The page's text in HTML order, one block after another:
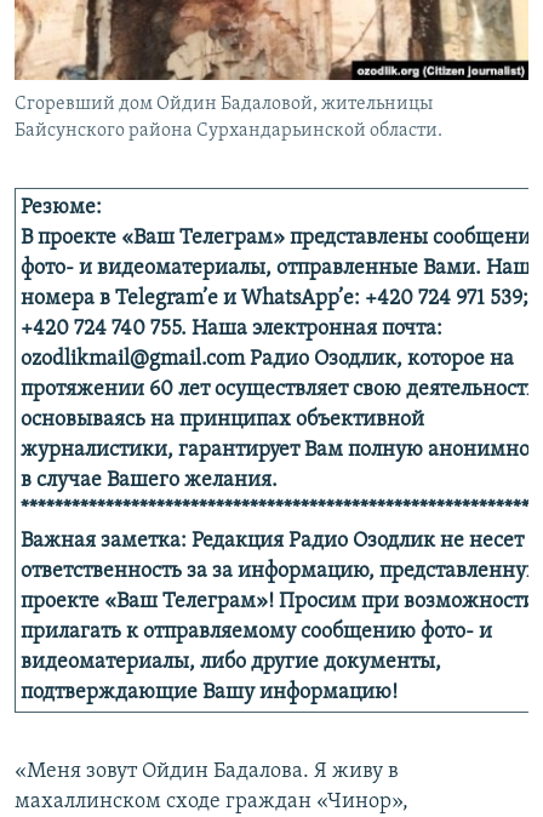
Сгоревший дом Ойдин Бадаловой, жительницы
Байсунского района Сурхандарьинской области.
Резюме:
В проекте «Ваш Телеграм» представлены
фото- и видеоматериалы, отправленные Вами. Наши
номера в Telegram’е и WhatsApp’е: +420 724 971 539;
+420 724 740 755. Наша электронная почта:
ozodlikmail@gmail.com Радио Озодлик, которое на
протяжении 60 лет осуществляет свою деятельность,
основываясь на принципах объективной
журналистики, гарантирует Вам полную
в случае Вашего желания.
Важная заметка: Редакция Радио Озодлик не несет
ответственность за за информацию,
проекте «Ваш Телеграм»! Просим при возможности
прилагать к отправляемому сообщению фото- и
видеоматериалы, либо другие документы,
подтверждающие Вашу информацию!
«Меня зовут Ойдин Бадалова. Я живу в
махаллинском сходе граждан «Чинор»,